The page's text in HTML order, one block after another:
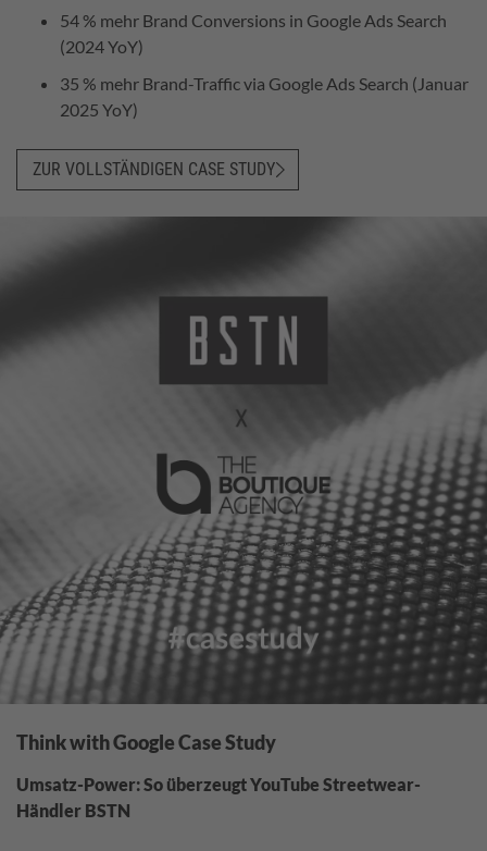
54 % mehr Brand Conversions in Google Ads Search
(2024 YoY)
35 % mehr Brand-Traffic via Google Ads Search (Januar
2025 YoY)
ZUR VOLLSTÄNDIGEN CASE STUDY
Think with Google Case Study
Umsatz-Power: So überzeugt YouTube Streetwear-
Händler BSTN